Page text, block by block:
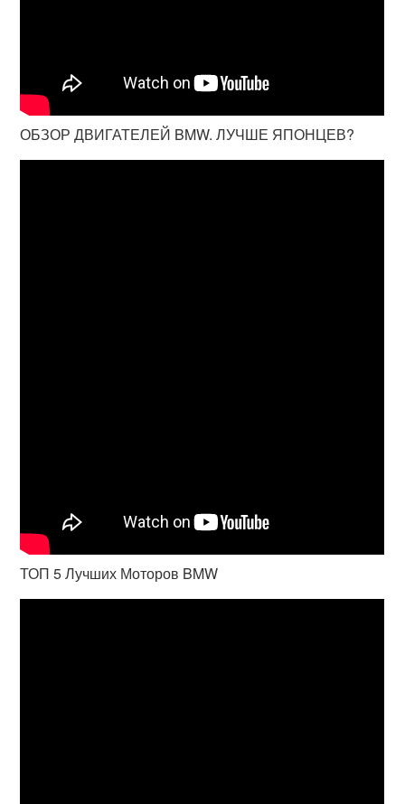
ОБЗОР ДВИГАТЕЛЕЙ BMW. ЛУЧШЕ ЯПОНЦЕВ?
ТОП 5 Лучших Моторов BMW